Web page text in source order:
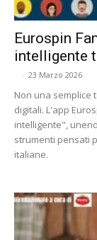
Eurospin
intelligente
- 23 Marzo 2026
Non una semplice
digitali. L'app
intelligente",
strumenti pensati
italiane.